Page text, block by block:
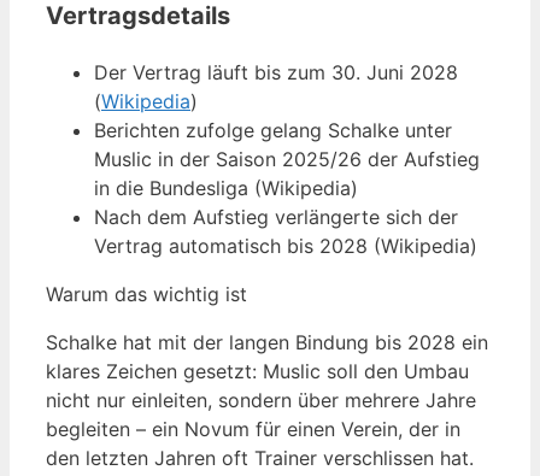
Vertragsdetails
Der Vertrag läuft bis zum 30. Juni 2028
(Wikipedia)
Berichten zufolge gelang Schalke unter
Muslic in der Saison 2025/26 der Aufstieg
in die Bundesliga (Wikipedia)
Nach dem Aufstieg verlängerte sich der
Vertrag automatisch bis 2028 (Wikipedia)
Warum das wichtig ist
Schalke hat mit der langen Bindung bis 2028 ein
klares Zeichen gesetzt: Muslic soll den Umbau
nicht nur einleiten, sondern über mehrere Jahre
begleiten – ein Novum für einen Verein, der in
den letzten Jahren oft Trainer verschlissen hat.